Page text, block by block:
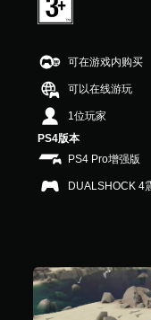
分
5
星
，
4
个
评
价
可在游戏内购买
可以在线游玩
1位玩家
PS4版本
PS4 Pro增强版
DUALSHOCK 4